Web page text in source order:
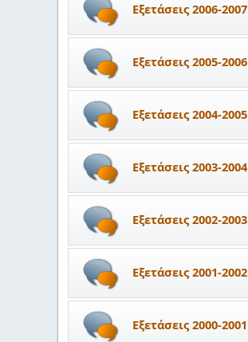
Εξετάσεις 2006-2007
Εξετάσεις 2005-2006
Εξετάσεις 2004-2005
Εξετάσεις 2003-2004
Εξετάσεις 2002-2003
Εξετάσεις 2001-2002
Εξετάσεις 2000-2001